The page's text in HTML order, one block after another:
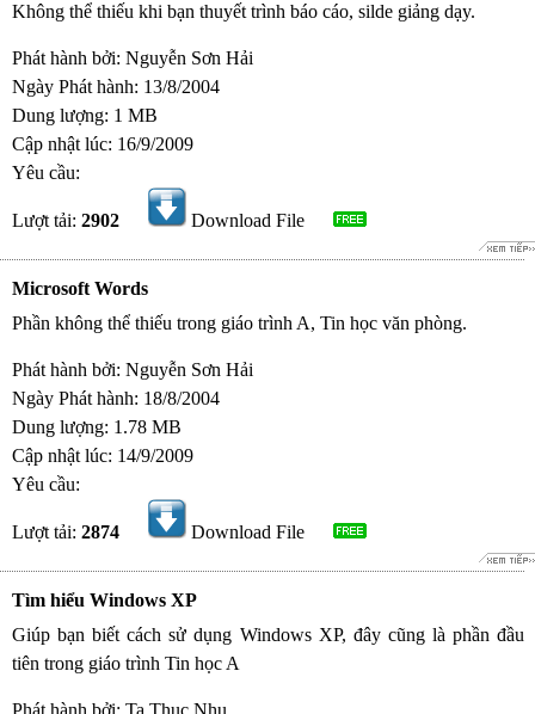
Không thể thiếu khi bạn thuyết trình báo cáo, silde giảng dạy.
Phát hành bởi: Nguyễn Sơn Hải
Ngày Phát hành: 13/8/2004
Dung lượng: 1 MB
Cập nhật lúc: 16/9/2009
Yêu cầu:
Lượt tải: 2902 Download File
Microsoft Words
Phần không thể thiếu trong giáo trình A, Tin học văn phòng.
Phát hành bởi: Nguyễn Sơn Hải
Ngày Phát hành: 18/8/2004
Dung lượng: 1.78 MB
Cập nhật lúc: 14/9/2009
Yêu cầu:
Lượt tải: 2874 Download File
Tìm hiểu Windows XP
Giúp bạn biết cách sử dụng Windows XP, đây cũng là phần đầu
tiên trong giáo trình Tin học A
Phát hành bởi: Ta Thuc Nhu